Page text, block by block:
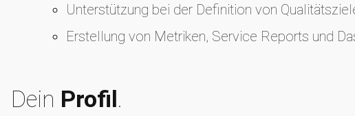
Unterstützung bei der Definition von
Erstellung von Metriken, Service Reports und
Dein Profil.